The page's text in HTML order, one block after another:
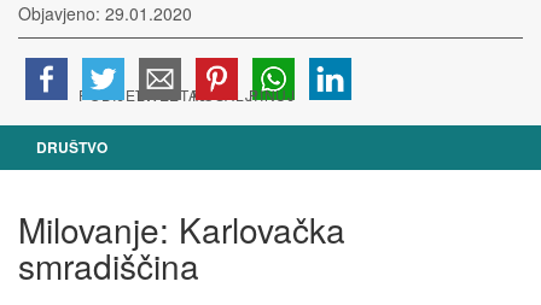
Objavjeno: 29.01.2020
DRUŠTVO
Milovanje: Karlovačka
smradiščina